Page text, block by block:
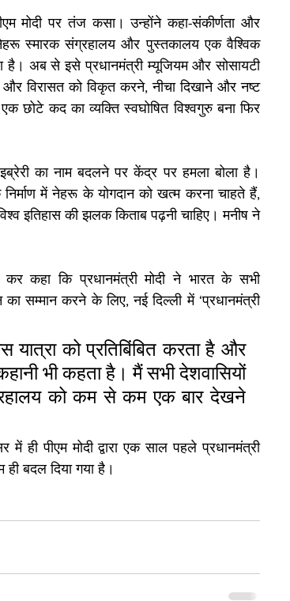
मोदी पर तंज कसा। उन्होंने कहा-संकीर्णता और
स्मारक संग्रहालय और पुस्तकालय एक वैश्विक
है। अब से इसे प्रधानमंत्री म्यूजियम और सोसायटी
और विरासत को विकृत करने, नीचा दिखाने और नष्ट
कद का व्यक्ति स्वघोषित विश्वगुरु बना फिर
का नाम बदलने पर केंद्र पर हमला बोला है।
में नेहरू के योगदान को खत्म करना चाहते हैं,
इतिहास की झलक किताब पढ़नी चाहिए। मनीष ने
कर कहा कि प्रधानमंत्री मोदी ने भारत के सभी
का सम्मान करने के लिए, नई दिल्ली में ‘प्रधानमंत्री
को प्रतिबिंबित करता है और
भी कहता है। मैं सभी देशवासियों
को कम से कम एक बार देखने
ही पीएम मोदी द्वारा एक साल पहले प्रधानमंत्री
बदल दिया गया है।